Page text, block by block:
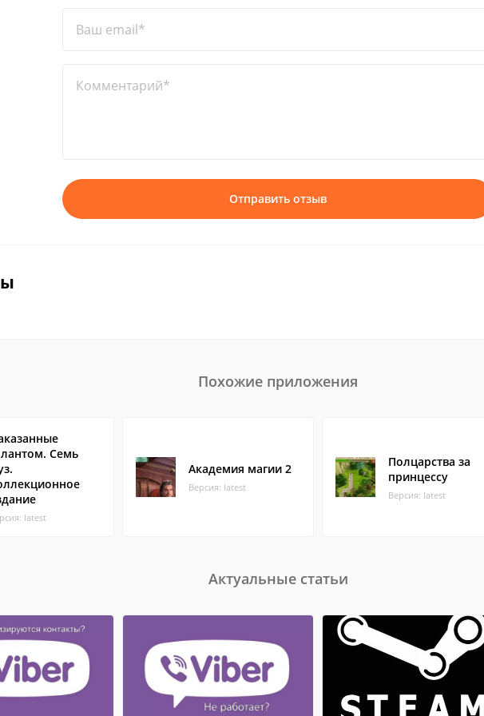
Ваш email*
Комментарий*
Отправить отзыв
Похожие приложения
Семь
latest
Академия магии 2
Версия: latest
Полцарства за
принцессу
Версия: latest
Актуальные статьи